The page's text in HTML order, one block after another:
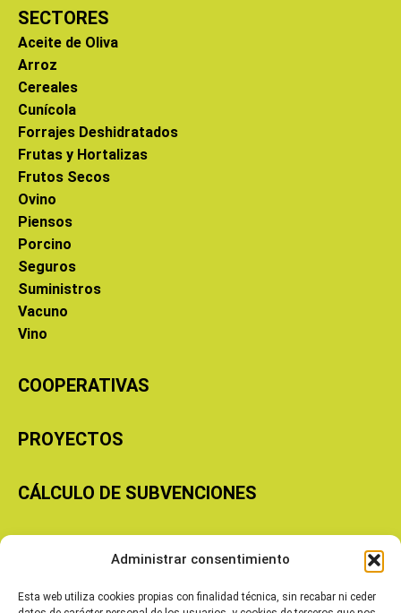
Administrar consentimiento
Esta web utiliza cookies propias con finalidad técnica, sin recabar ni ceder
SECTORES
Aceite de Oliva
Arroz
Cereales
Cunícola
Forrajes Deshidratados
Frutas y Hortalizas
Frutos Secos
Ovino
Piensos
Porcino
Seguros
Suministros
Vacuno
Vino
COOPERATIVAS
PROYECTOS
CÁLCULO DE SUBVENCIONES